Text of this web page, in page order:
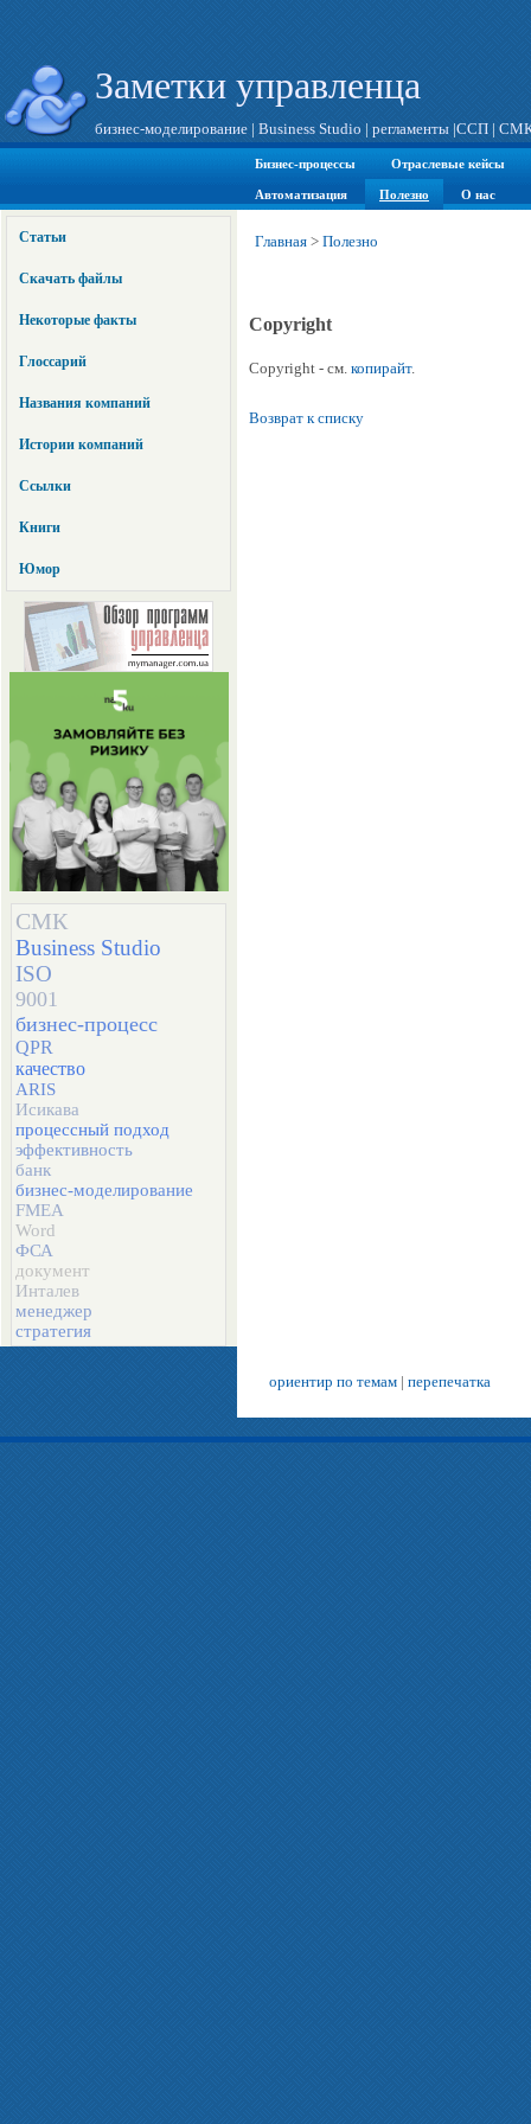
Заметки управленца
бизнес-моделирование | Business Studio | регламенты |ССП |
Бизнес-процессы Отраслевые кейсы
Автоматизация Полезно О нас
Статьи
Скачать файлы
Некоторые факты
Глоссарий
Названия компаний
Истории компаний
Ссылки
Книги
Юмор
СМК
Business Studio
ISO
9001
бизнес-процесс
QPR
качество
ARIS
Исикава
процессный подход
эффективность
банк
бизнес-моделирование
FMEA
Word
ФСА
документ
Инталев
менеджер
стратегия
Главная > Полезно
Copyright
Copyright - см. копирайт.
Возврат к списку
ориентир по темам | перепечатка